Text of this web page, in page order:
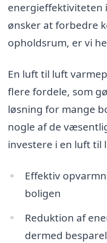
energieffektiviteten
ønsker at forbedre
opholdsrum, er vi
En luft til luft
flere fordele, som
løsning for mange
nogle af de
investere i en luft til
Effektiv
boligen
Reduktion af
dermed